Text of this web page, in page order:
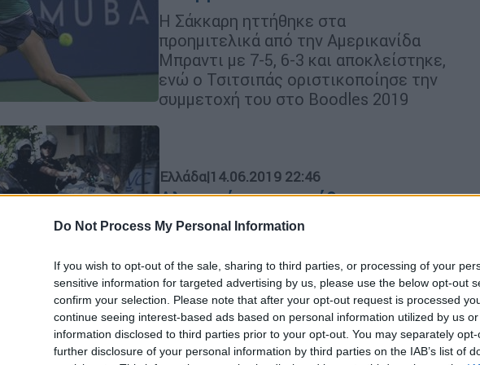
Do Not Process My Personal Information
If you wish to opt-out of the sale, sharing to third parties, or processing of your
sensitive information for targeted advertising by us, please use the below opt-out
confirm your selection. Please note that after your opt-out request is processed
continue seeing interest-based ads based on personal information utilized by us
information disclosed to third parties prior to your opt-out. You may separately
further disclosure of your personal information by third parties on the IAB’s list of
Η Σάκκαρη ηττήθηκε στα
προημιτελικά από την Αμερικανίδα
Μπραντι με 7-5, 6-3 και αποκλείστηκε,
ενώ ο Τσιτσιπάς οριστικοποίησε την
συμμετοχή του στο Boodles 2019
Ελλάδα|14.06.2019 22:46
Αλγερινός αποπειράθηκε να
βιάσει 27χρονη μέσα στο σπίτι της
Ο επίδοξος βιαστής συνελήφθη λίγη
ώρα αργότερα από την αστυνομία